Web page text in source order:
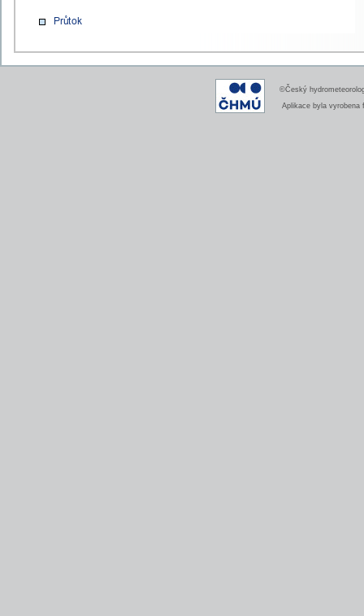
©Český
Aplikace byla vyrobena